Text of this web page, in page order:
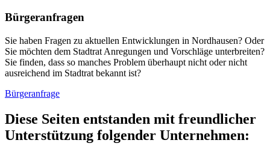
Bürger­anfragen
Sie haben Fragen zu aktuellen Entwicklungen in Nordhausen? Oder
Sie möchten dem Stadtrat Anregungen und Vorschläge unterbreiten?
Sie finden, dass so manches Problem überhaupt nicht oder nicht
ausreichend im Stadtrat bekannt ist?
Bürgeranfrage
Diese Seiten entstanden mit freundlicher
Unterstützung folgender Unternehmen: